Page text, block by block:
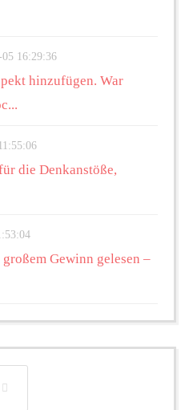
05 16:29:36
hinzufügen. War
die Denkanstöße,
Gewinn gelesen –